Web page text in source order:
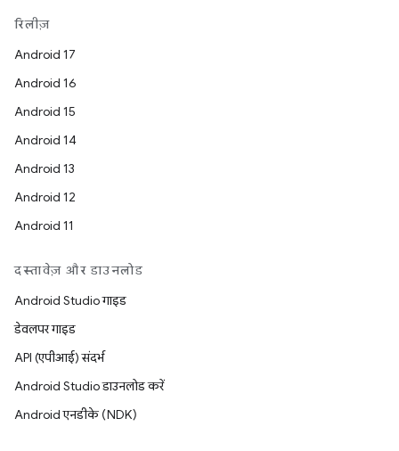
रिलीज़
Android 17
Android 16
Android 15
Android 14
Android 13
Android 12
Android 11
दस्तावेज़ और डाउनलोड
Android Studio गाइड
डेवलपर गाइड
API (एपीआई) संदर्भ
Android Studio डाउनलोड करें
Android एनडीके (NDK)